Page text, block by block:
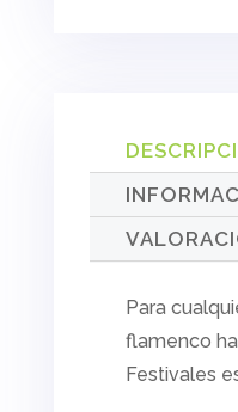
Para
flamenco
Festivales